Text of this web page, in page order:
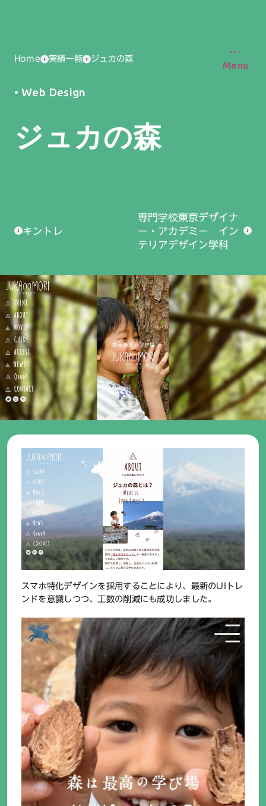
Menu
Home 実績一覧 ジュカの森
Web Design
ジュカの森
キントレ
専門学校東京デザイナ
ー・アカデミー イン
テリアデザイン学科
スマホ特化デザインを採用することにより、最新のUIトレ
ンドを意識しつつ、工数の削減にも成功しました。